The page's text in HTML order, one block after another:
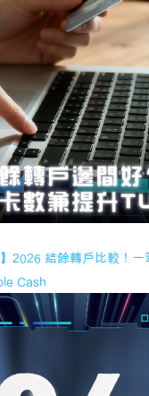
】2026 結餘轉戶比較！
Cash